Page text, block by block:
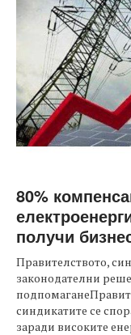
80%
получи
Правителството,
законодателни
синдикатите се
заради високите